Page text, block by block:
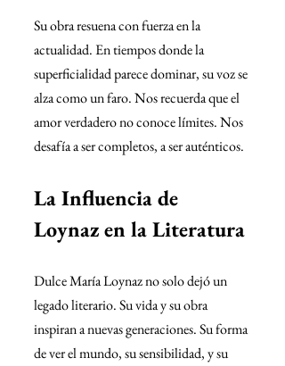
Su obra resuena con fuerza en la
actualidad. En tiempos donde la
superficialidad parece dominar, su voz se
alza como un faro. Nos recuerda que el
amor verdadero no conoce límites. Nos
desafía a ser completos, a ser auténticos.
La Influencia de
Loynaz en la Literatura
Dulce María Loynaz no solo dejó un
legado literario. Su vida y su obra
inspiran a nuevas generaciones. Su forma
de ver el mundo, su sensibilidad, y su